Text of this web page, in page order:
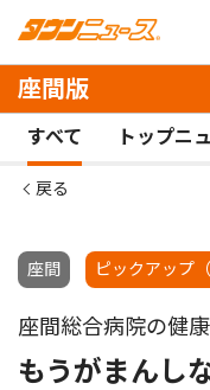
座間版
すべて トップニ
戻る
座間 ピックアップ（
座間総合病院の健
もうがまんし